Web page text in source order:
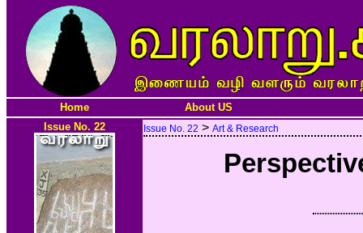
Home
About US
Issue No. 22
Issue No. 22 > Art & Research